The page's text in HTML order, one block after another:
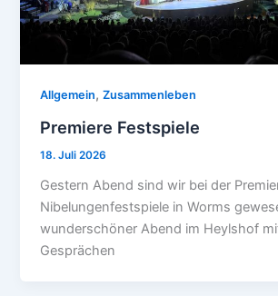
Allgemein,Zusammenleben
Premiere Festspiele
18. Juli 2026
Gestern Abend sind wir bei der
Nibelungenfestspiele in Worms
wunderschöner Abend im Heylshof
Gesprächen